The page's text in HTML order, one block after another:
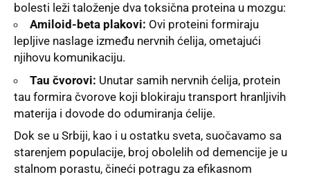
bolesti leži taloženje dva toksična proteina u mozgu:
Amiloid-beta plakovi: Ovi proteini formiraju
lepljive naslage između nervnih ćelija, ometajući
njihovu komunikaciju.
Tau čvorovi: Unutar samih nervnih ćelija, protein
tau formira čvorove koji blokiraju transport hranljivih
materija i dovode do odumiranja ćelije.
Dok se u Srbiji, kao i u ostatku sveta, suočavamo sa
starenjem populacije, broj obolelih od demencije je u
stalnom porastu, čineći potragu za efikasnom